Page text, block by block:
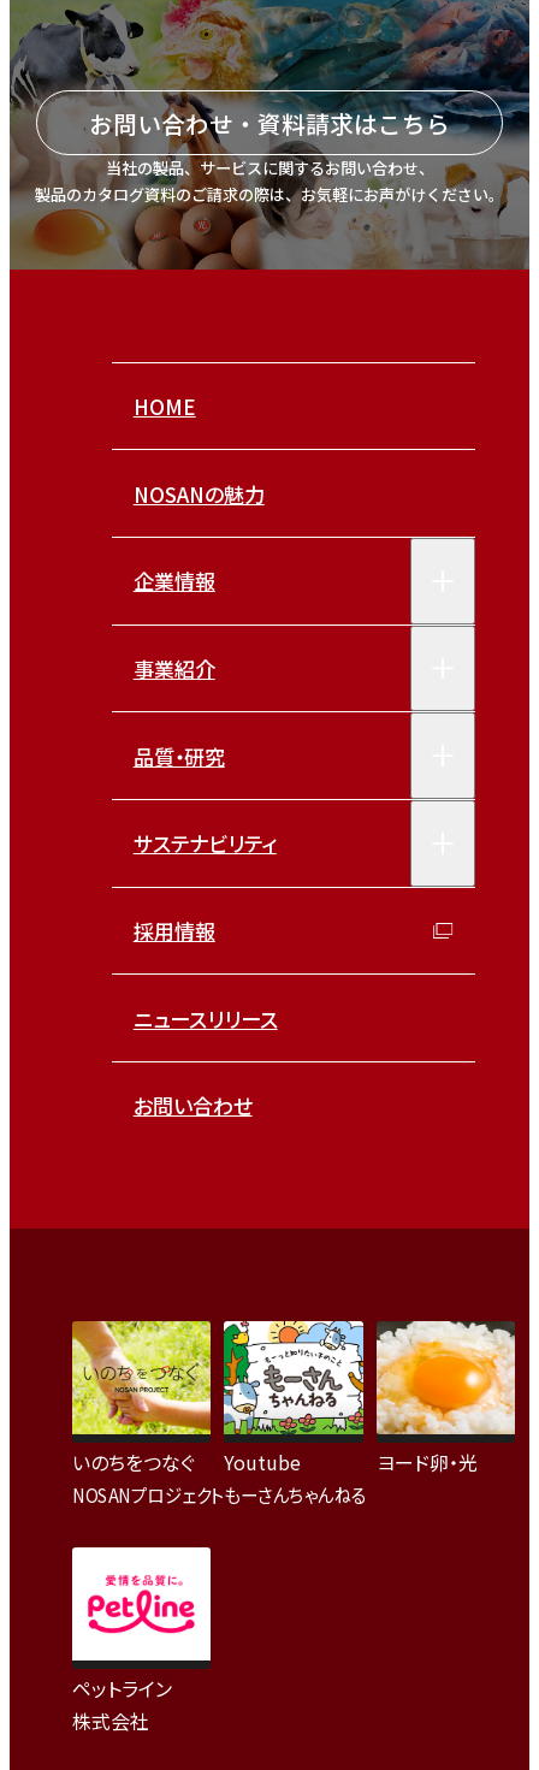
お問い合わせ・資料請求はこちら
当社の製品、サービスに関するお問い合わせ、
製品のカタログ資料のご請求の際は、お気軽にお声がけください。
HOME
NOSANの魅力
企業情報
事業紹介
品質・研究
サステナビリティ
採用情報
ニュースリリース
お問い合わせ
いのちをつなぐ
NOSANプロジェクト
Youtube
もーさんちゃんねる
ヨード卵・光
ペットライン
株式会社